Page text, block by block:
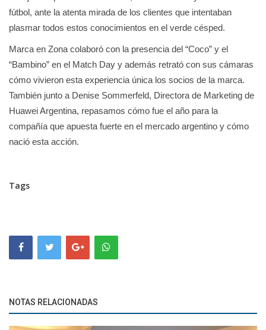
fútbol, ante la atenta mirada de los clientes que intentaban
plasmar todos estos conocimientos en el verde césped.
Marca en Zona colaboró con la presencia del “Coco” y el
“Bambino” en el Match Day y además retrató con sus cámaras
cómo vivieron esta experiencia única los socios de la marca.
También junto a Denise Sommerfeld, Directora de Marketing de
Huawei Argentina, repasamos cómo fue el año para la
compañía que apuesta fuerte en el mercado argentino y cómo
nació esta acción.
Tags
NOTAS RELACIONADAS